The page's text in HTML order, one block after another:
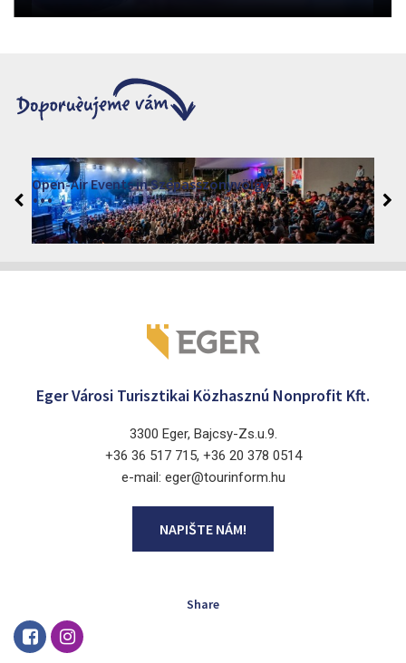
Open-Air Events in Szépasszonyvölgy
2026. červen 19. - 2026. srpen 28.
Márai Központ, Eger 3300, Szépasszony-völgy 35.
Eger Városi Turisztikai Közhasznú Nonprofit Kft.
3300 Eger, Bajcsy-Zs.u.9.
+36 36 517 715, +36 20 378 0514
e-mail: eger@tourinform.hu
NAPIŠTE NÁM!
Share